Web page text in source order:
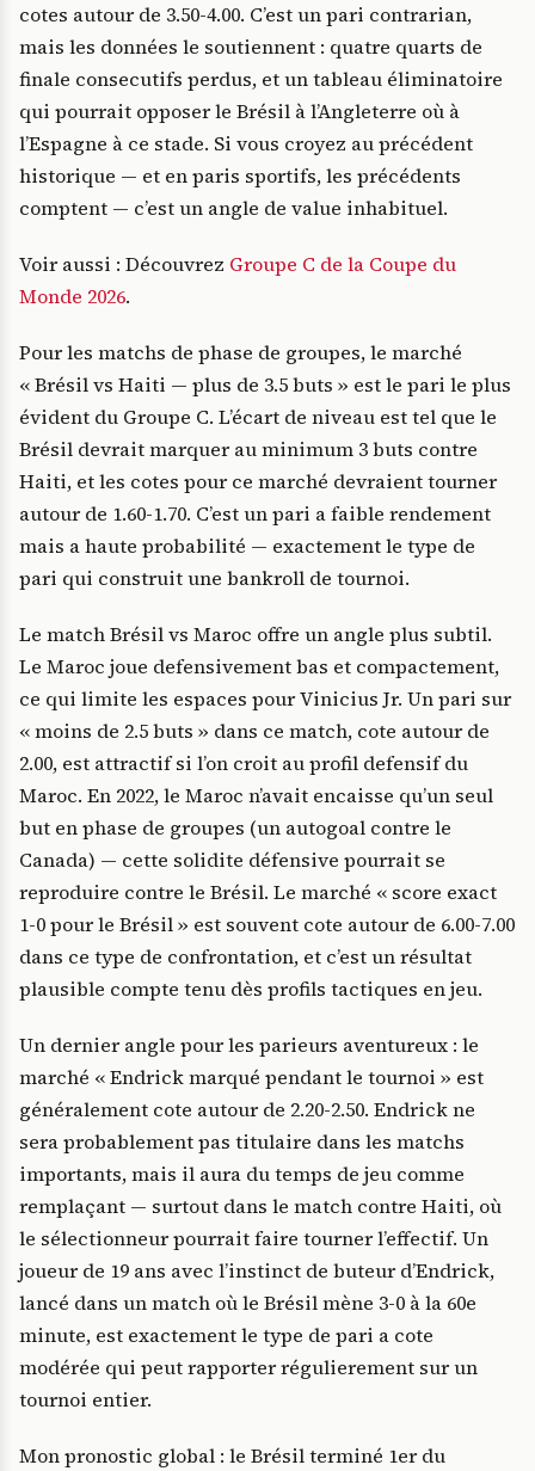
cotes autour de 3.50-4.00. C’est un pari contrarian,
mais les données le soutiennent : quatre quarts de
finale consecutifs perdus, et un tableau éliminatoire
qui pourrait opposer le Brésil à l’Angleterre où à
l’Espagne à ce stade. Si vous croyez au précédent
historique — et en paris sportifs, les précédents
comptent — c’est un angle de value inhabituel.
Voir aussi : Découvrez Groupe C de la Coupe du
Monde 2026.
Pour les matchs de phase de groupes, le marché
« Brésil vs Haiti — plus de 3.5 buts » est le pari le plus
évident du Groupe C. L’écart de niveau est tel que le
Brésil devrait marquer au minimum 3 buts contre
Haiti, et les cotes pour ce marché devraient tourner
autour de 1.60-1.70. C’est un pari a faible rendement
mais a haute probabilité — exactement le type de
pari qui construit une bankroll de tournoi.
Le match Brésil vs Maroc offre un angle plus subtil.
Le Maroc joue defensivement bas et compactement,
ce qui limite les espaces pour Vinicius Jr. Un pari sur
« moins de 2.5 buts » dans ce match, cote autour de
2.00, est attractif si l’on croit au profil defensif du
Maroc. En 2022, le Maroc n’avait encaisse qu’un seul
but en phase de groupes (un autogoal contre le
Canada) — cette solidite défensive pourrait se
reproduire contre le Brésil. Le marché « score exact
1-0 pour le Brésil » est souvent cote autour de 6.00-7.00
dans ce type de confrontation, et c’est un résultat
plausible compte tenu dès profils tactiques en jeu.
Un dernier angle pour les parieurs aventureux : le
marché « Endrick marqué pendant le tournoi » est
généralement cote autour de 2.20-2.50. Endrick ne
sera probablement pas titulaire dans les matchs
importants, mais il aura du temps de jeu comme
remplaçant — surtout dans le match contre Haiti, où
le sélectionneur pourrait faire tourner l’effectif. Un
joueur de 19 ans avec l’instinct de buteur d’Endrick,
lancé dans un match où le Brésil mène 3-0 à la 60e
minute, est exactement le type de pari a cote
modérée qui peut rapporter régulierement sur un
tournoi entier.
Mon pronostic global : le Brésil terminé 1er du